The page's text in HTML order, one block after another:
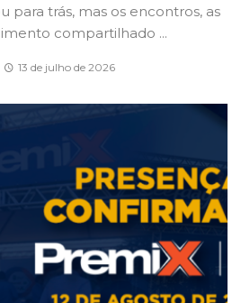
para trás, mas os encontros, as
compartilhado ...
13 de julho de 2026